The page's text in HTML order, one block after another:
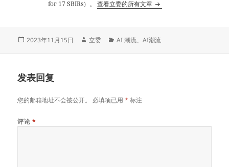
for 17 SBIRs）。查看立委的所有文章
发
2023年11月15日
作
立委
分
AI 潮流、AI潮流
发表回复
您的邮箱地址不会被公开。 必填项已用* 标注
评论 *